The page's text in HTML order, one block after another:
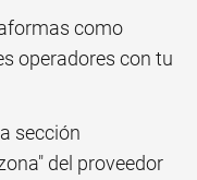
como
operadores con tu
sección
del proveedor